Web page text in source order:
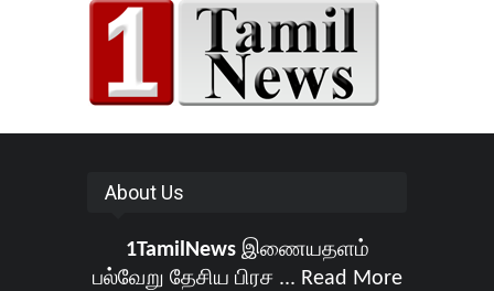
About Us
1TamilNewsஇணையதளம்
பல்வேறு தேசிய பிரச ... Read More